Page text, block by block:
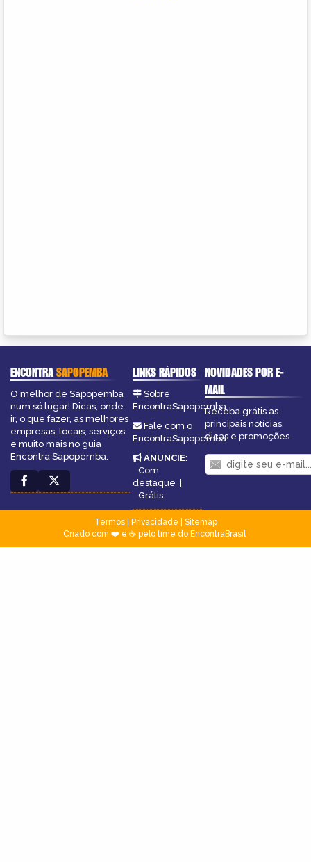
ENCONTRASAPOPEMBA
O melhor de Sapopemba
num só lugar! Dicas, onde
ir, o que fazer, as melhores
empresas, locais, serviços
e muito mais no guia
Encontra Sapopemba.
LINKS RÁPIDOS
Sobre
EncontraSapopemba
Fale com o
EncontraSapopemba
ANUNCIE:
Com
destaque |
Grátis
NOVIDADES POR E-
MAIL
Receba grátis as
principais notícias,
dicas e promoções
Termos| Privacidade
Sitemap
Criado com ❤️ e ☕ pelo time do EncontraBrasil